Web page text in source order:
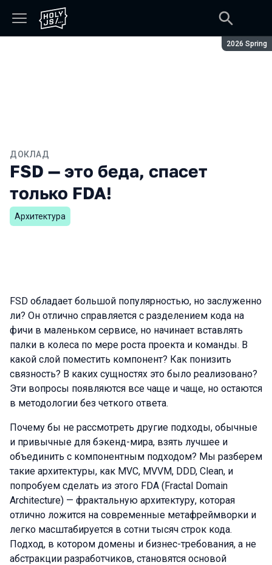
Сезон:
2026 Spring
ДОКЛАД
FSD — это беда, спасет
только FDA!
Архитектура
FSD обладает большой популярностью, но заслуженно
ли? Он отлично справляется с разделением кода на
фичи в маленьком сервисе, но начинает вставлять
палки в колеса по мере роста проекта и команды. В
какой слой поместить компонент? Как понизить
связность? В каких сущностях это было реализовано?
Эти вопросы появляются все чаще и чаще, но остаются
в методологии без четкого ответа.
Почему бы не рассмотреть другие подходы, обычные
и привычные для бэкенд-мира, взять лучшее и
объединить с компонентным подходом? Мы разберем
такие архитектуры, как MVC, MVVM, DDD, Clean, и
попробуем сделать из этого FDA (Fractal Domain
Architecture) — фрактальную архитектуру, которая
отлично ложится на современные метафреймворки и
легко масштабируется в сотни тысяч строк кода.
Подход, в котором домены и бизнес-требования, а не
абстракции разработчиков, становятся основой